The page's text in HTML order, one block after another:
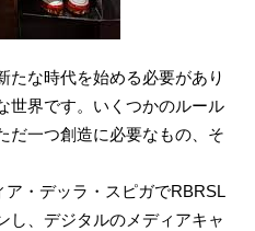
たな時代を始める必要があり
世界です。いくつかのルール
だ一つ創造に必要なもの、そ
ア・デッラ・スピガでRBRSL
し、デジタルのメディアキャ